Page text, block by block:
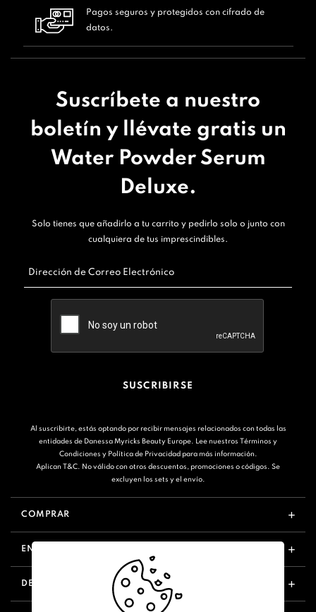
Pagos seguros y protegidos con cifrado de
datos.
Suscríbete a nuestro
boletín y llévate gratis un
Water Powder Serum
Deluxe.
Solo tienes que añadirlo a tu carrito y pedirlo solo o junto con
cualquiera de tus imprescindibles.
Dirección de Correo Electrónico
SUSCRIBIRSE
Al suscribirte, estás optando por recibir mensajes relacionados con todas las
entidades de Danessa Myricks Beauty Europe. Lee nuestros Términos y
Condiciones y Política de Privacidad para más información.
Aplican T&C. No válido con otros descuentos, promociones o códigos. Se
excluyen los sets y el envío.
COMPRAR
ENLACES ÚTILES
DESCUBRIR